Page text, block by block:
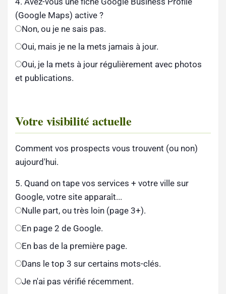
(Google Maps) active ?
Non, ou je ne sais pas.
Oui, mais je ne la mets jamais à jour.
Oui, je la mets à jour régulièrement avec photos
et publications.
Votre visibilité actuelle
Comment vos prospects vous trouvent (ou non)
aujourd'hui.
5. Quand on tape vos services + votre ville sur
Google, votre site apparaît...
Nulle part, ou très loin (page 3+).
En page 2 de Google.
En bas de la première page.
Dans le top 3 sur certains mots-clés.
Je n'ai pas vérifié récemment.